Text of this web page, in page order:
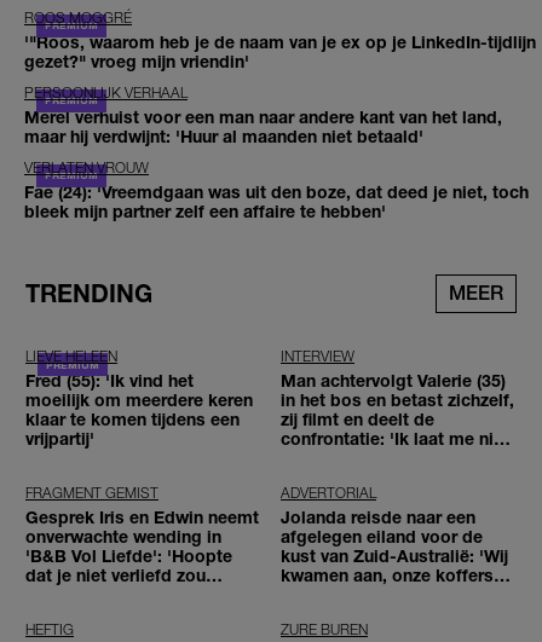
ROOS MOGGRÉ
'"Roos, waarom heb je de naam van je ex op je LinkedIn-tijdlijn
gezet?" vroeg mijn vriendin'
PERSOONLIJK VERHAAL
Merel verhuist voor een man naar andere kant van het land,
maar hij verdwijnt: 'Huur al maanden niet betaald'
VERLATEN VROUW
Fae (24): 'Vreemdgaan was uit den boze, dat deed je niet, toch
bleek mijn partner zelf een affaire te hebben'
TRENDING MEER
LIEVE HELEEN
Fred (55): 'Ik vind het
moeilijk om meerdere keren
klaar te komen tijdens een
vrijpartij'
INTERVIEW
Man achtervolgt Valerie (35)
in het bos en betast zichzelf,
zij filmt en deelt de
confrontatie: 'Ik laat me niet
FRAGMENT GEMIST
Gesprek Iris en Edwin neemt
onverwachte wending in
'B&B Vol Liefde': 'Hoopte
dat je niet verliefd zou
ADVERTORIAL
Jolanda reisde naar een
afgelegen eiland voor de
kust van Zuid-Australië: 'Wij
kwamen aan, onze koffers
HEFTIG ZURE BUREN